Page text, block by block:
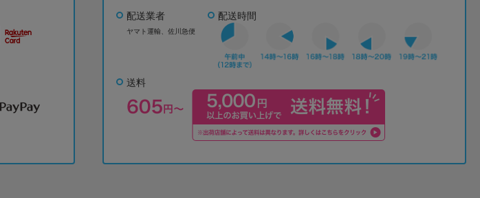
配送業者
ヤマト運輸、佐川急便
配送時間
送料